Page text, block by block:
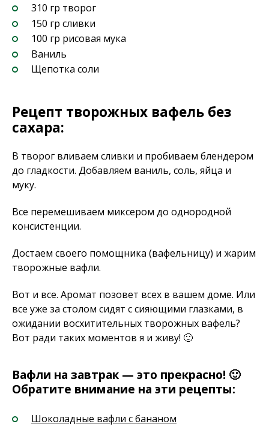
310 гр творог
150 гр сливки
100 гр рисовая мука
Ваниль
Щепотка соли
Рецепт творожных вафель без
сахара:
В творог вливаем сливки и пробиваем блендером
до гладкости. Добавляем ваниль, соль, яйца и
муку.
Все перемешиваем миксером до однородной
консистенции.
Достаем своего помощника (вафельницу) и жарим
творожные вафли.
Вот и все. Аромат позовет всех в вашем доме. Или
все уже за столом сидят с сияющими глазками, в
ожидании восхитительных творожных вафель?
Вот ради таких моментов я и живу! 🙂
Вафли на завтрак — это прекрасно! 🙂
Обратите внимание на эти рецепты:
Шоколадные вафли с бананом